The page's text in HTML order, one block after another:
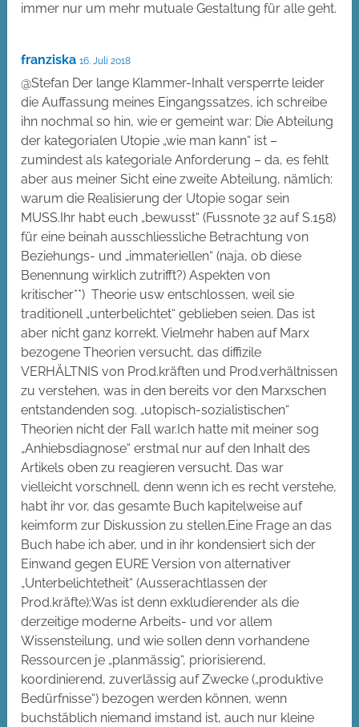
immer nur um mehr mutuale Gestaltung für alle geht.
franziska 16. Juli 2018
@Stefan Der lange Klammer-Inhalt versperrte leider
die Auffassung meines Eingangssatzes, ich schreibe
ihn nochmal so hin, wie er gemeint war: Die Abteilung
der kategorialen Utopie „wie man kann“ ist –
zumindest als kategoriale Anforderung – da, es fehlt
aber aus meiner Sicht eine zweite Abteilung, nämlich:
warum die Realisierung der Utopie sogar sein
MUSS.Ihr habt euch „bewusst“ (Fussnote 32 auf S.158)
für eine beinah ausschliessliche Betrachtung von
Beziehungs- und „immateriellen“ (naja, ob diese
Benennung wirklich zutrifft?) Aspekten von
kritischer**) Theorie usw entschlossen, weil sie
traditionell „unterbelichtet“ geblieben seien. Das ist
aber nicht ganz korrekt. Vielmehr haben auf Marx
bezogene Theorien versucht, das diffizile
VERHÄLTNIS von Prod.kräften und Prod.verhältnissen
zu verstehen, was in den bereits vor den Marxschen
entstandenden sog. „utopisch-sozialistischen“
Theorien nicht der Fall war.Ich hatte mit meiner sog
„Anhiebsdiagnose“ erstmal nur auf den Inhalt des
Artikels oben zu reagieren versucht. Das war
vielleicht vorschnell, denn wenn ich es recht verstehe,
habt ihr vor, das gesamte Buch kapitelweise auf
keimform zur Diskussion zu stellen.Eine Frage an das
Buch habe ich aber, und in ihr kondensiert sich der
Einwand gegen EURE Version von alternativer
„Unterbelichtetheit“ (Ausserachtlassen der
Prod.kräfte):Was ist denn exkludierender als die
derzeitige moderne Arbeits- und vor allem
Wissensteilung, und wie sollen denn vorhandene
Ressourcen je „planmässig“, priorisierend,
koordinierend, zuverlässig auf Zwecke („produktive
Bedürfnisse“) bezogen werden können, wenn
buchstäblich niemand imstand ist, auch nur kleine